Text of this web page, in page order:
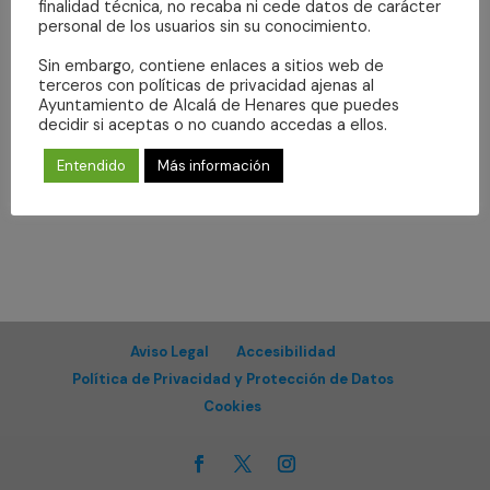
vistas
Suscribirse al calendario
Aviso Legal
Accesibilidad
Política de Privacidad y Protección de Datos
Cookies
finalidad técnica, no recaba ni cede datos de carácter
personal de los usuarios sin su conocimiento.
Sin embargo, contiene enlaces a sitios web de
terceros con políticas de privacidad ajenas al
Ayuntamiento de Alcalá de Henares que puedes
decidir si aceptas o no cuando accedas a ellos.
Entendido Más información